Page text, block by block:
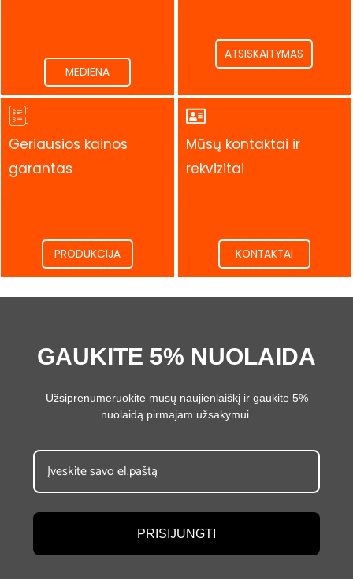
.
MEDIENA
.
ATSISKAITYMAS
Geriausios kainos
garantas
.
PRODUKCIJA
Mūsų kontaktai ir
rekvizitai
.
KONTAKTAI
GAUKITE 5% NUOLAIDA
Užsiprenumeruokite mūsų naujienlaiškį ir gaukite 5%
nuolaidą pirmajam užsakymui.
PRISIJUNGTI